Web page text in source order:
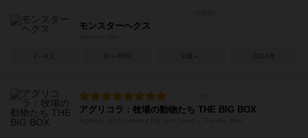
モンスターヘクス
2～4人 30～45分 9歳～ 2024年
アグリコラ：牧場の動物たち THE BIG BOX